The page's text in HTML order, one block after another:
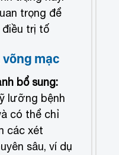
trọng để
trị tố
mạc
bổ sung:
lưỡng bệnh
có thể chỉ
các xét
sâu, ví dụ